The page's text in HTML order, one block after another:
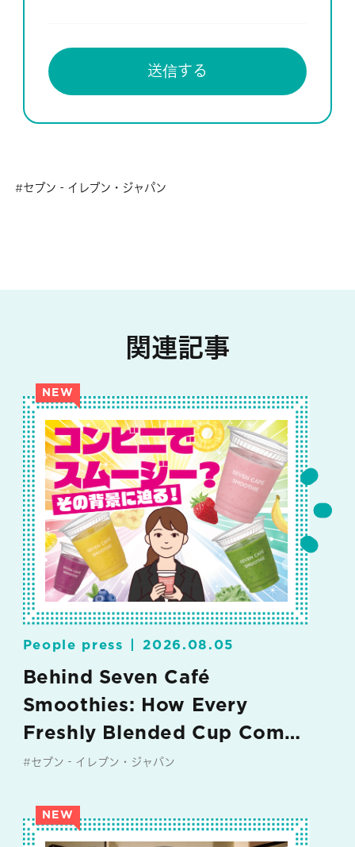
セブン‐イレブン・ジャパン
関連記事
NEW
People press 2026.08.05
Behind Seven Café
Smoothies: How Every
Freshly Blended Cup Comes
Together
#セブン‐イレブン・ジャパン
NEW